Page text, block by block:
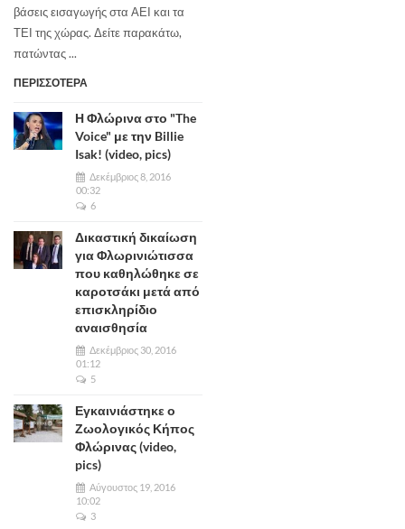
βάσεις εισαγωγής στα ΑΕΙ και τα
ΤΕΙ της χώρας. Δείτε παρακάτω,
πατώντας ...
ΠΕΡΙΣΣΟΤΕΡΑ
Η Φλώρινα στο "The
Voice" με την Billie
Isak! (video, pics)
Δεκέμβριος 8, 2016
00:32
6
Δικαστική δικαίωση
για Φλωρινιώτισσα
που καθηλώθηκε σε
καροτσάκι μετά από
επισκληρίδιο
αναισθησία
Δεκέμβριος 30, 2016
01:12
5
Εγκαινιάστηκε ο
Ζωολογικός Κήπος
Φλώρινας (video,
pics)
Αύγουστος 19, 2016
10:02
3